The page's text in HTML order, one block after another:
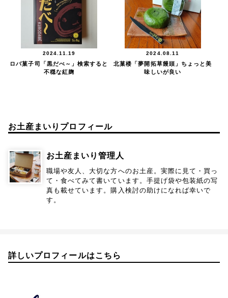
2024.11.19
ロバ菓子司「黒だべ～」検索すると
不穏な紅麹
2024.08.11
北菓楼「夢開拓草饅頭」ちょっと美
味しいが良い
お土産まいりプロフィール
お土産まいり管理人
職場や友人、大切な方へのお土産。実際に見て・買っ
て・食べてみて書いています。手提げ袋や包装紙の写
真も載せています。購入検討の助けになれば幸いで
す。
詳しいプロフィールはこちら